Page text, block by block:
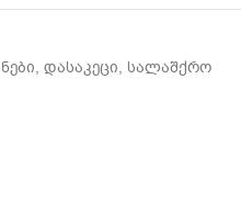
, დასაკეცი, სალაშქრო